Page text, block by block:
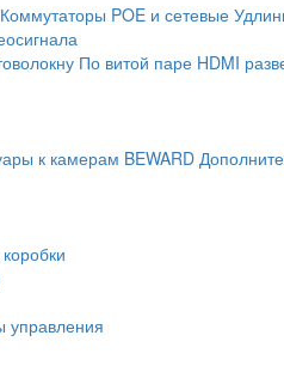
Коммутаторы POE и сетевые
По витой паре HDMI
к камерам BEWARD
управления